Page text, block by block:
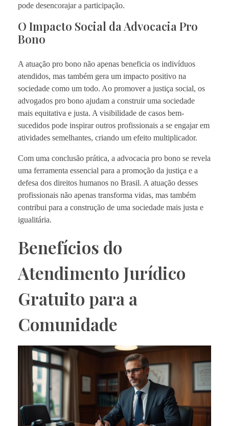
pode desencorajar a participação.
O Impacto Social da Advocacia Pro
Bono
A atuação pro bono não apenas beneficia os indivíduos
atendidos, mas também gera um impacto positivo na
sociedade como um todo. Ao promover a justiça social, os
advogados pro bono ajudam a construir uma sociedade
mais equitativa e justa. A visibilidade de casos bem-
sucedidos pode inspirar outros profissionais a se engajar em
atividades semelhantes, criando um efeito multiplicador.
Com uma conclusão prática, a advocacia pro bono se revela
uma ferramenta essencial para a promoção da justiça e a
defesa dos direitos humanos no Brasil. A atuação desses
profissionais não apenas transforma vidas, mas também
contribui para a construção de uma sociedade mais justa e
igualitária.
Benefícios do
Atendimento Jurídico
Gratuito para a
Comunidade